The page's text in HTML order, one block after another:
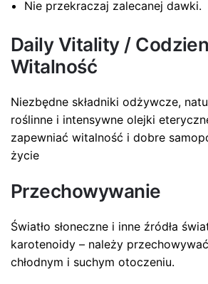
Nie przekraczaj zalecanej dawki.
Daily Vitality /
Witalność
Niezbędne składniki odżywcze,
roślinne i intensywne olejki
zapewniać witalność i dobre
życie
Przechowywanie
Światło słoneczne i inne źródła
karotenoidy – należy
chłodnym i suchym otoczeniu.